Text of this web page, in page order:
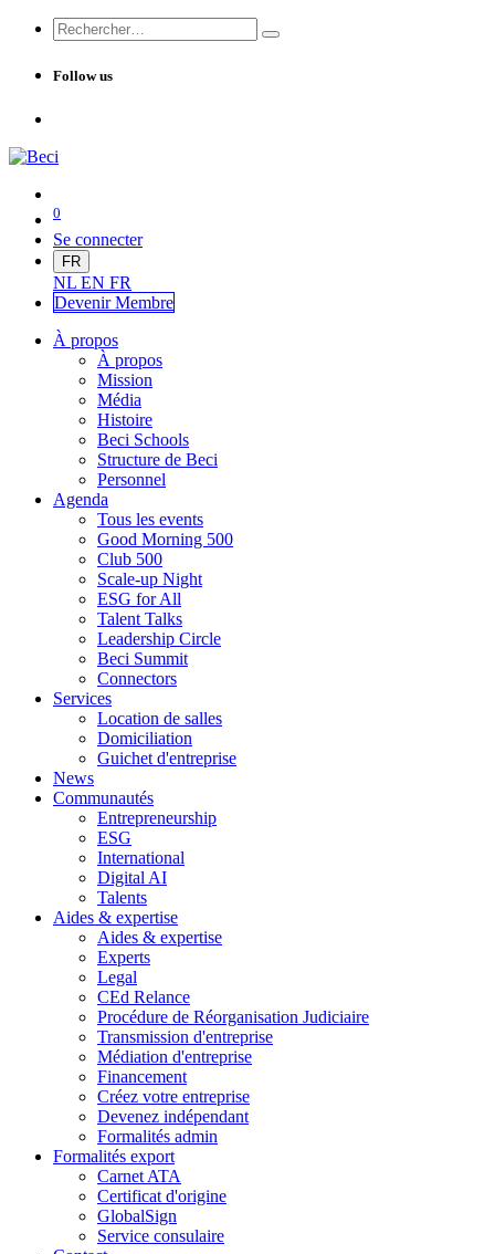
Follow us
0
Se connecter
FR
NL EN FR
Devenir Membre
À propos
À propos
Mission
Média
Histoire
Beci Schools
Structure de Beci
Personnel
Agenda
Tous les events
Good Morning 500
Club 500
Scale-up Night
ESG for All
Talent Talks
Leadership Circle
Beci Summit
Connectors
Services
Location de salles
Domiciliation
Guichet d'entreprise
News
Communautés
Entrepreneurship
ESG
International
Digital AI
Talents
Aides & expertise
Aides & expertise
Experts
Legal
CEd Relance
Procédure de Réorganisation Judiciaire
Transmission d'entreprise
Médiation d'entreprise
Financement
Créez votre entreprise
Devenez indépendant
Formalités admin
Formalités export
Carnet ATA
Certificat d'origine
GlobalSign
Service consulaire